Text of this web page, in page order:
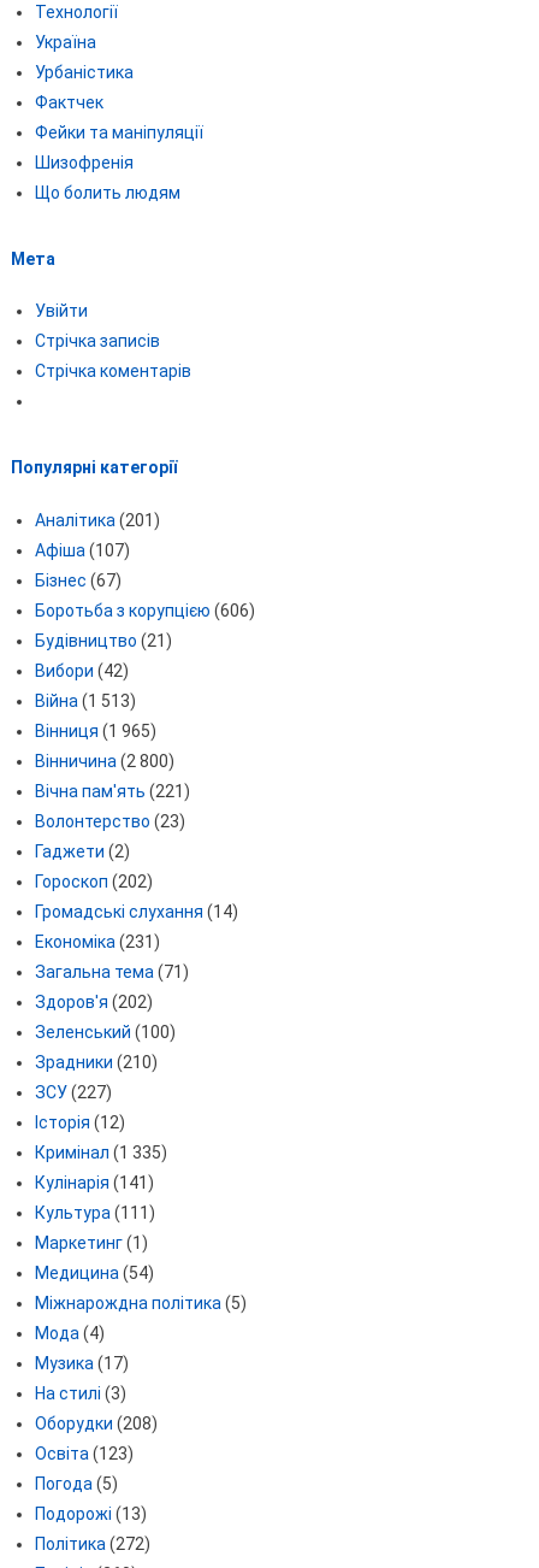
Технології
Україна
Урбаністика
Фактчек
Фейки та маніпуляції
Шизофренія
Що болить людям
Мета
Увійти
Стрічка записів
Стрічка коментарів
Популярні категорії
Аналітика (201)
Афіша (107)
Бізнес (67)
Боротьба з корупцією (606)
Будівництво (21)
Вибори (42)
Війна (1 513)
Вінниця (1 965)
Вінничина (2 800)
Вічна пам'ять (221)
Волонтерство (23)
Гаджети (2)
Гороскоп (202)
Громадські слухання (14)
Економіка (231)
Загальна тема (71)
Здоров'я (202)
Зеленський (100)
Зрадники (210)
ЗСУ(227)
Історія (12)
Кримінал (1 335)
Кулінарія (141)
Культура (111)
Маркетинг(1)
Медицина (54)
Міжнарождна політика (5)
Мода (4)
Музика (17)
На стилі (3)
Оборудки (208)
Освіта (123)
Погода (5)
Подорожі (13)
Політика (272)